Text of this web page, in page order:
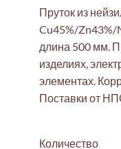
Пруток из
Cu45%/Zn43%/
длина 500 мм.
изделиях,
элементах.
Поставки от
Количество